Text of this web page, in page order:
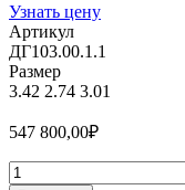
Узнать цену
Артикул
ДГ103.00.1.1
Размер
3.42 2.74 3.01
547 800,00₽
Количество